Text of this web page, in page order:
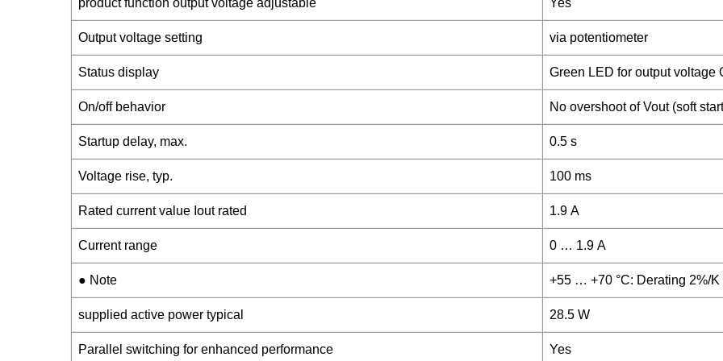
product function output voltage adjustable Yes
Output voltage setting via potentiometer
Status display Green LED for output voltage
On/off behavior No overshoot of Vout (soft
Startup delay, max. 0.5 s
Voltage rise, typ. 100 ms
Rated current value Iout rated 1.9 A
Current range 0 … 1.9 A
● Note +55 … +70 °C: Derating 2%/K
supplied active power typical 28.5 W
Parallel switching for enhanced performance Yes